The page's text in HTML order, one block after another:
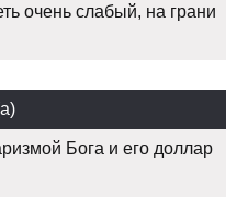
очень слабый, на грани
Бога и его доллар